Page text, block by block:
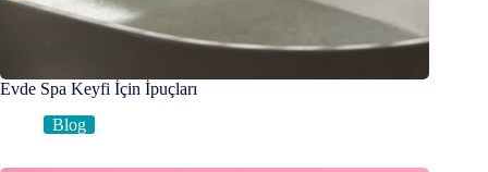
Evde Spa Keyfi İçin İpuçları
Blog